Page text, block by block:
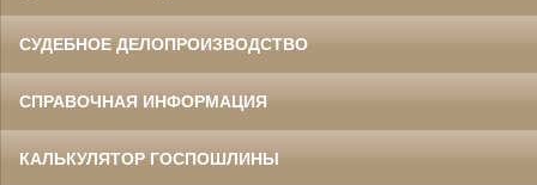
СУДЕБНОЕ ДЕЛОПРОИЗВОДСТВО
СПРАВОЧНАЯ ИНФОРМАЦИЯ
КАЛЬКУЛЯТОР ГОСПОШЛИНЫ